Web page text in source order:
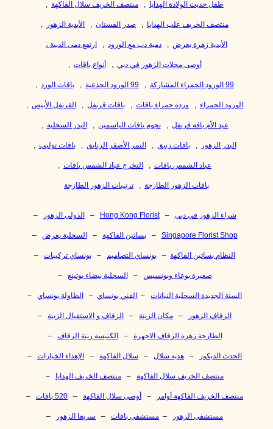
طفل حديث الولادة الهدايا منتصف الخريف سلال الفاكهة
منتصف الخريف علب الهدايا صدر الفستان الأبدية الزهور
الأبدية زهرة يعرض دمية دب مع الورود ارتفع دمى الدببة ،
أوصى محلات الزهور في دبي أنواع باقات
99 الورود الحمراء المشاركة 99 الورود الجذعية باقات الورد
الورود الحمراء وردة حمراء باقات باقات قرنفل القرنفل الأبيض
عيد الأم باقة قرنفل نجوم باقات الياسمين البدر السحلية
البدر الزهور باقات زنبق النمر الأصفر الزنابق باقات توليب
عباد الشمس باقات التخرج عباد الشمس باقات
باقات الزهور الطازجة ترتيبات الزهور الطازجة
شراء الزهور في دبي –
Hong Kong Florist
– الدولي الزهور –
Singapore Florist Shop
– بساتين الفاكهة – السحلية يعرض –
النظام بساتين الفاكهة – بونساي التصاميم – بونساي تركيبات –
صغيرة بوعاء وبونسيس – السحلية بيضاء بوتينغ –
السنة الجديدة السحلية النباتات – الفني بونساي – الطاولة بونساي –
الزفاف الزهور – مكان الزينة – الزفاف و الاستقبال الزينة –
الطازجة زهرة الزفاف الاجهزة – الكنيسة زينة الزفاف –
الحدث الديكور – هدية سلال – سلال الفاكهة – الإهداء الخيارات –
منتصف الخريف سلال الفاكهة – منتصف الخريف الهدايا –
منتصف الخريف الفاكهة أوامر – أوصى سلال الفاكهة – 520 باقات –
مستشفى الزهور – مستشفى باقات – سريعا الزهور –